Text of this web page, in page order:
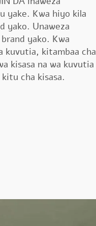
yake. Kwa hiyo kila
yako. Unaweza
yako. Kwa
kuvutia, kitambaa cha
kisasa na wa kuvutia
cha kisasa.